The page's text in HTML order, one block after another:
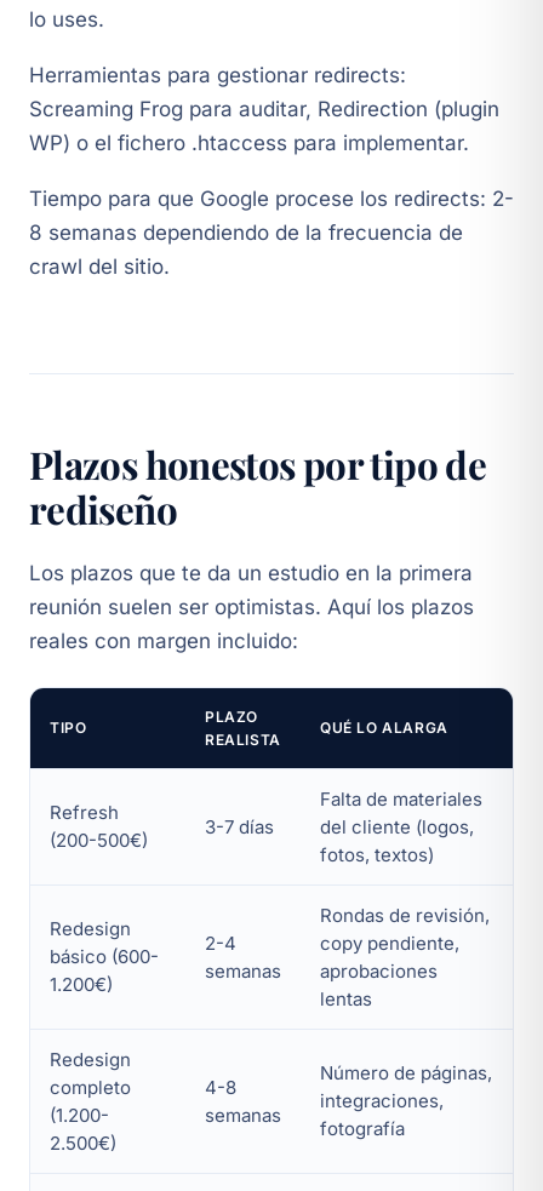
lo uses.
Herramientas para gestionar redirects:
Screaming Frog para auditar, Redirection (plugin
WP) o el fichero .htaccess para implementar.
Tiempo para que Google procese los redirects: 2-
8 semanas dependiendo de la frecuencia de
crawl del sitio.
Plazos honestos por tipo de
rediseño
Los plazos que te da un estudio en la primera
reunión suelen ser optimistas. Aquí los plazos
reales con margen incluido:
TIPO
PLAZO
REALISTA
QUÉ LO ALARGA
Refresh
(200-500€)
3-7 días
Falta de materiales
del cliente (logos,
fotos, textos)
Redesign
básico (600-
1.200€)
2-4
semanas
Rondas de revisión,
copy pendiente,
aprobaciones
lentas
Redesign
completo
(1.200-
2.500€)
4-8
semanas
Número de páginas,
integraciones,
fotografía